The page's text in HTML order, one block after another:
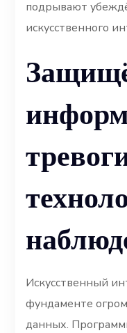
подрывают
искусственного
Искусственный
фундаменте
данных.